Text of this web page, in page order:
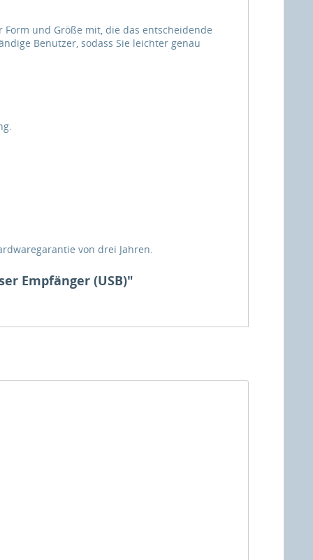
und Größe mit, die das entscheidende
Benutzer, sodass Sie leichter genau
von drei Jahren.
Empfänger (USB)"